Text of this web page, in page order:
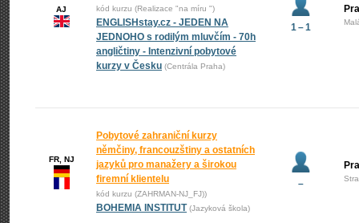
AJ kód kurzu (Realizace "na míru ")
ENGLISHstay.cz - JEDEN NA
JEDNOHO s rodilým mluvčím - 70h
angličtiny - Intenzivní pobytové
kurzy v Česku (Centrála Praha)
1 – 1
FR, NJ
Pobytové zahraniční kurzy
němčiny, francouzštiny a ostatních
jazyků pro manažery a širokou
firemní klientelu
kód kurzu (ZAHRMAN-NJ_FJ))
BOHEMIA INSTITUT (Jazyková škola)
–